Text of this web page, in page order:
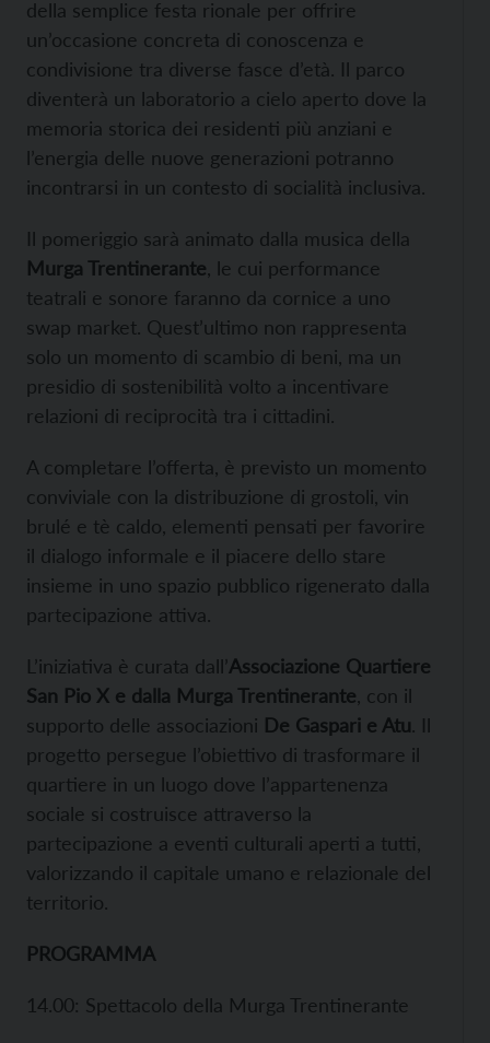
della semplice festa rionale per offrire
un’occasione concreta di conoscenza e
condivisione tra diverse fasce d’età. Il parco
diventerà un laboratorio a cielo aperto dove la
memoria storica dei residenti più anziani e
l’energia delle nuove generazioni potranno
incontrarsi in un contesto di socialità inclusiva.
Il pomeriggio sarà animato dalla musica della
Murga Trentinerante , le cui performance
teatrali e sonore faranno da cornice a uno
swap market. Quest’ultimo non rappresenta
solo un momento di scambio di beni, ma un
presidio di sostenibilità volto a incentivare
relazioni di reciprocità tra i cittadini.
A completare l’offerta, è previsto un momento
conviviale con la distribuzione di grostoli, vin
brulé e tè caldo, elementi pensati per favorire
il dialogo informale e il piacere dello stare
insieme in uno spazio pubblico rigenerato dalla
partecipazione attiva.
L’iniziativa è curata dall’Associazione Quartiere
San Pio X e dalla Murga Trentinerante , con il
supporto delle associazioni De Gaspari e Atu. Il
progetto persegue l’obiettivo di trasformare il
quartiere in un luogo dove l’appartenenza
sociale si costruisce attraverso la
partecipazione a eventi culturali aperti a tutti,
valorizzando il capitale umano e relazionale del
territorio.
PROGRAMMA
14.00: Spettacolo della Murga Trentinerante